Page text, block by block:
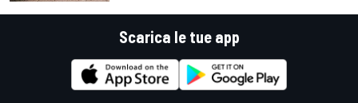
Scarica le tue app